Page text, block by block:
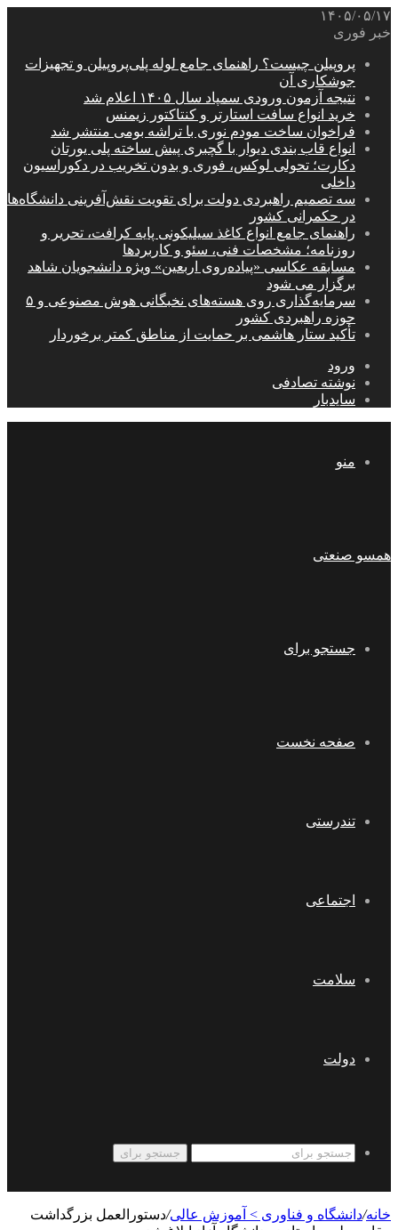
۱۴۰۵/۰۵/۱۷
خبر فوری
پروپیلن چیست؟ راهنمای جامع لوله پلی‌پروپیلن و تجهیزات
جوشکاری آن
نتیجه آزمون ورودی سمپاد سال ۱۴۰۵ اعلام شد
خرید انواع سافت استارتر و کنتاکتور زیمنس
فراخوان ساخت مودم نوری با تراشه بومی منتشر شد
انواع قاب بندی دیوار با گچبری پیش ساخته پلی یورتان
دکارت؛ تحولی لوکس، فوری و بدون تخریب در دکوراسیون
داخلی
سه تصمیم راهبردی دولت برای تقویت نقش‌آفرینی دانشگاه‌ها
در حکمرانی کشور
راهنمای جامع انواع کاغذ سیلیکونی پایه کرافت، تحریر و
روزنامه؛ مشخصات فنی، سئو و کاربردها
مسابقه عکاسی «پیاده‌روی اربعین» ویژه دانشجویان شاهد
برگزار می شود
سرمایه‌گذاری روی هسته‌های نخبگانی هوش مصنوعی و ۵
حوزه راهبردی کشور
تأکید ستار هاشمی بر حمایت از مناطق کمتر برخوردار
ورود
نوشته تصادفی
سایدبار
منو
همسو صنعتی
جستجو برای
صفحه نخست
تندرستی
اجتماعی
سلامت
دولت
جستجو برای
خانه/دانشگاه و فناوری > آموزش عالی/دستورالعمل بزرگداشت